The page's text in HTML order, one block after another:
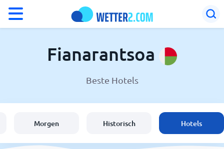
Wetter in Fianarantsoa
Schweiz
Fianarantsoa
Beste Hotels
Morgen Historisch Hotels